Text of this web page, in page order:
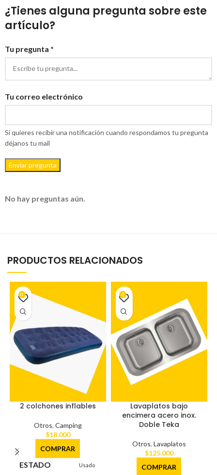
¿Tienes alguna pregunta sobre este
artículo?
Tu pregunta *
Tu correo electrónico
Si quieres recibir una notificación cuando respondamos tu pregunta
déjanos tu mail
Enviar pregunta
No hay preguntas aún.
PRODUCTOS RELACIONADOS
2 colchones inflables
Otros, Camping
$18.000
COMPRAR
ESTADO Usado
0
Lavaplatos bajo
encimera acero inox.
Doble Teka
Otros, Lavaplatos
$125.000
COMPRAR
0